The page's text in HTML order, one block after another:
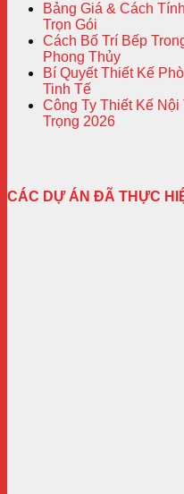
Bảng Giá & Cách
Trọn Gói
Cách Bố Trí Bếp
Phong Thủy
Bí Quyết Thiết Kế
Tinh Tế
Công Ty Thiết Kế
Trọng 2026
CÁC DỰ ÁN ĐÃ THỰC